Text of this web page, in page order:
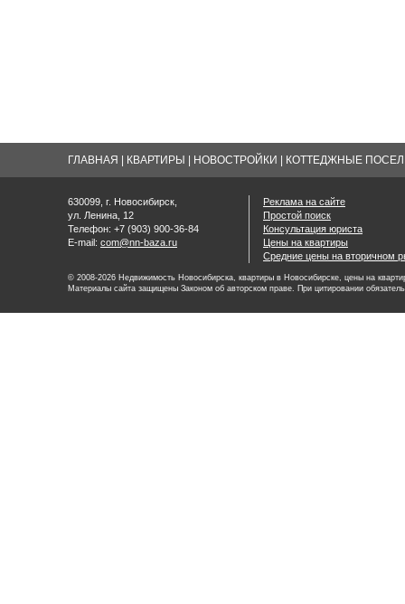
ГЛАВНАЯ КВАРТИРЫ НОВОСТРОЙКИ КОТТЕДЖНЫЕ
630099, г. Новосибирск,
ул. Ленина, 12
Телефон: +7 (903) 900-36-84
E-mail: com@nn-baza.ru
Реклама на сайте
Простой поиск
Консультация юриста
Цены на квартиры
Средние цены на вторичном
© 2008-2026 Недвижимость Новосибирска, квартиры в Новосибирске, цены на
Материалы сайта защищены Законом об авторском праве. При цитировании